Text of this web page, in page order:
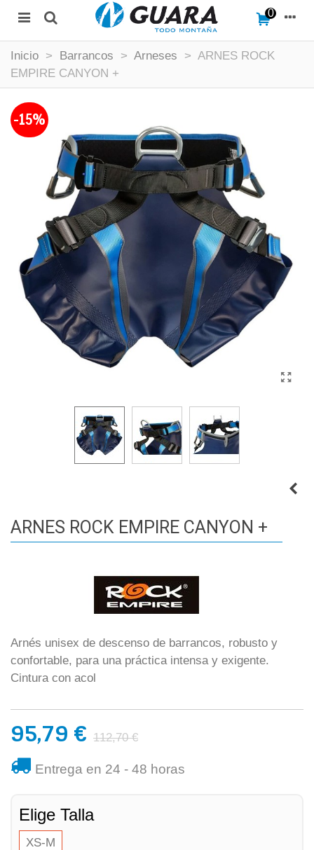
0
Inicio > Barrancos > Arneses > ARNES ROCK
EMPIRE CANYON +
-15%
ARNES ROCK EMPIRE CANYON +
Arnés unisex de descenso de barrancos, robusto y
confortable, para una práctica intensa y exigente.
Cintura con acol
95,79 € 112,70 €
Entrega en 24 - 48 horas
Elige Talla
XS-M